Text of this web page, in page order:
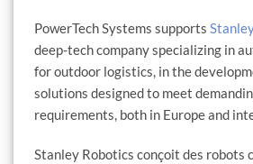
PowerTech Systems supports
deep-tech company specializing in
for outdoor logistics, in the
solutions designed to meet
requirements, both in Europe and
Stanley Robotics conçoit des robots